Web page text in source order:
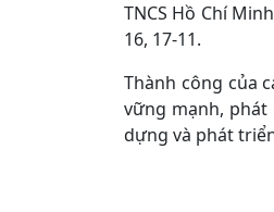
TNCS Hồ Chí
16, 17-11.
Thành công của
vững mạnh, phát
dựng và phát